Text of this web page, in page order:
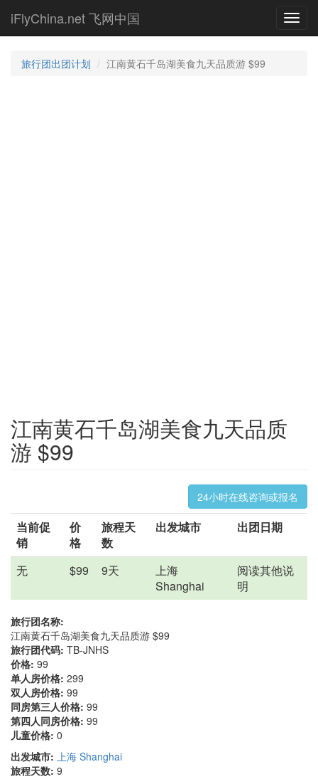
main
iFlyChina.net 飞网中国
旅行团出团计划 江南黄石千岛湖美食九天品质游 $99
江南黄石千岛湖美食九天品质
游 $99
24小时在线咨询或报名
当前促
销
价
格
旅程天
数
出发城市 出团日期
无 $99 9天
上海
Shanghai
阅读其他说
明
旅行团名称:
江南黄石千岛湖美食九天品质游 $99
旅行团代码: TB-JNHS
价格: 99
单人房价格: 299
双人房价格: 99
同房第三人价格: 99
第四人同房价格: 99
儿童价格: 0
出发城市: 上海 Shanghai
旅程天数: 9